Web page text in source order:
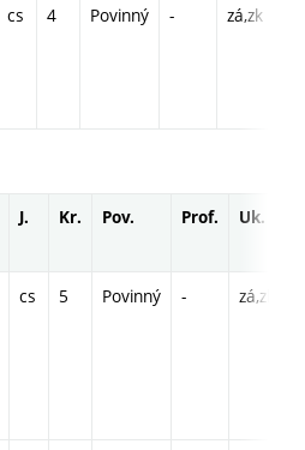
cs 4 Povinný - zá,zk
J. Kr. Pov. Prof. Uk.
cs 5 Povinný - zá,zk